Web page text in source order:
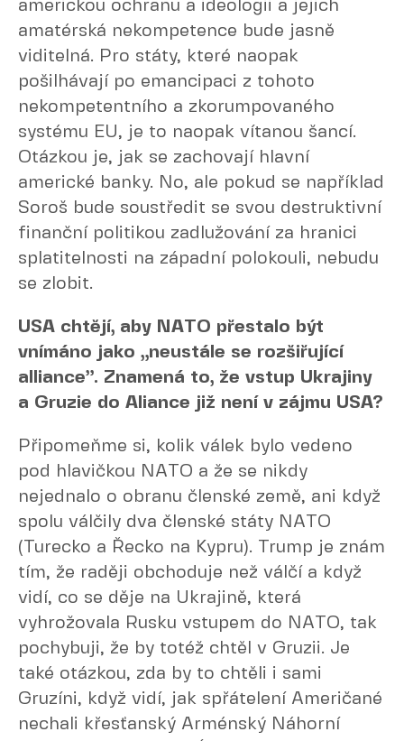
americkou ochranu a ideologii a jejich
amatérská nekompetence bude jasně
viditelná. Pro státy, které naopak
pošilhávají po emancipaci z tohoto
nekompetentního a zkorumpovaného
systému EU, je to naopak vítanou šancí.
Otázkou je, jak se zachovají hlavní
americké banky. No, ale pokud se například
Soroš bude soustředit se svou destruktivní
finanční politikou zadlužování za hranici
splatitelnosti na západní polokouli, nebudu
se zlobit.
USA chtějí, aby NATO přestalo být
vnímáno jako „neustále se rozšiřující
alliance”. Znamená to, že vstup Ukrajiny
a Gruzie do Aliance již není v zájmu USA?
Připomeňme si, kolik válek bylo vedeno
pod hlavičkou NATO a že se nikdy
nejednalo o obranu členské země, ani když
spolu válčily dva členské státy NATO
(Turecko a Řecko na Kypru). Trump je znám
tím, že raději obchoduje než válčí a když
vidí, co se děje na Ukrajině, která
vyhrožovala Rusku vstupem do NATO, tak
pochybuji, že by totéž chtěl v Gruzii. Je
také otázkou, zda by to chtěli i sami
Gruzíni, když vidí, jak spřátelení Američané
nechali křesťanský Arménský Náhorní